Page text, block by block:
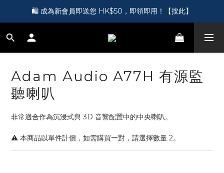
🎵 第一次接觸訂製耳機？歡迎到 Showroom 免費體驗【按此】
🛍️ 成為新會員即送您 HK$50，即領即用！【按此】
🎵 第一次接觸訂製耳機？歡迎到 Showroom 免費體驗【按此】
Adam Audio A77H 有源監
聽喇叭
非常適合作為沉浸式與 3D 音響配置中的中央喇叭。
⚠️ 本商品以單件計價，如需購買一對，請選擇數量 2。